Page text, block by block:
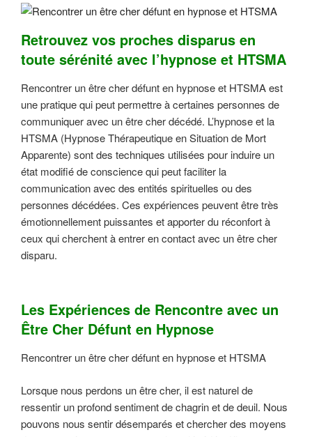
Retrouvez vos proches disparus en
toute sérénité avec l’hypnose et HTSMA
Rencontrer un être cher défunt en hypnose et HTSMA est
une pratique qui peut permettre à certaines personnes de
communiquer avec un être cher décédé. L’hypnose et la
HTSMA (Hypnose Thérapeutique en Situation de Mort
Apparente) sont des techniques utilisées pour induire un
état modifié de conscience qui peut faciliter la
communication avec des entités spirituelles ou des
personnes décédées. Ces expériences peuvent être très
émotionnellement puissantes et apporter du réconfort à
ceux qui cherchent à entrer en contact avec un être cher
disparu.
Les Expériences de Rencontre avec un
Être Cher Défunt en Hypnose
Rencontrer un être cher défunt en hypnose et HTSMA
Lorsque nous perdons un être cher, il est naturel de
ressentir un profond sentiment de chagrin et de deuil. Nous
pouvons nous sentir désemparés et chercher des moyens